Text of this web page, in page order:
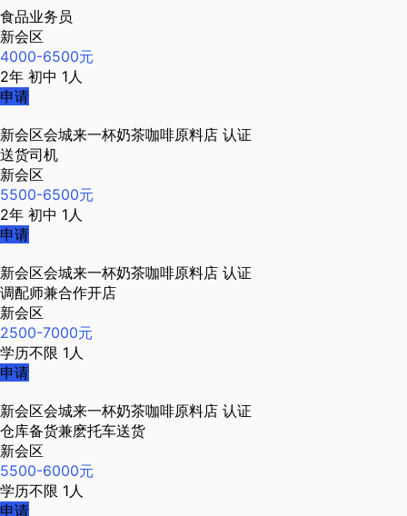
食品业务员
新会区
4000-6500元
2年 初中 1人
申请
新会区会城来一杯奶茶咖啡原料店 认证
送货司机
新会区
5500-6500元
2年 初中 1人
申请
新会区会城来一杯奶茶咖啡原料店 认证
调配师兼合作开店
新会区
2500-7000元
学历不限 1人
申请
新会区会城来一杯奶茶咖啡原料店 认证
仓库备货兼麽托车送货
新会区
5500-6000元
学历不限 1人
申请